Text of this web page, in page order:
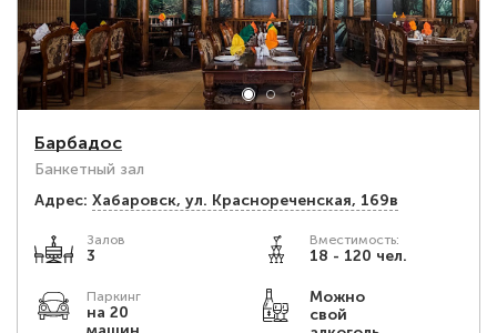
Барбадос
Банкетный зал
Адрес: Хабаровск, ул. Краснореченская, 169в
Залов
3
Вместимость:
18 - 120 чел.
Паркинг
на 20
Можно
свой